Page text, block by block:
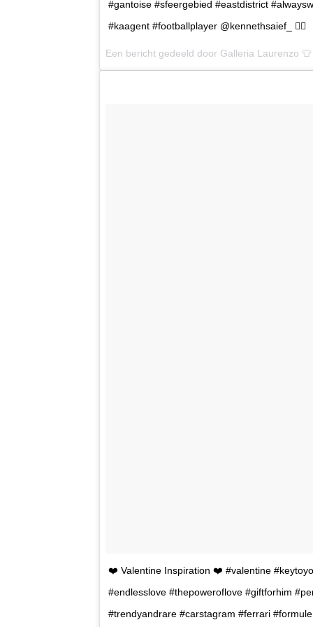
#gantoise #sfeergebied #eastdistrict
#kaagent #footballplayer @kennethsaief_ ✌🏻
Een bericht gedeeld door Galleria Laurenzo
❤️ Valentine Inspiration ❤️ #valentine
#endlesslove #thepoweroflove #giftforhim
#trendyandrare #carstagram #ferrari